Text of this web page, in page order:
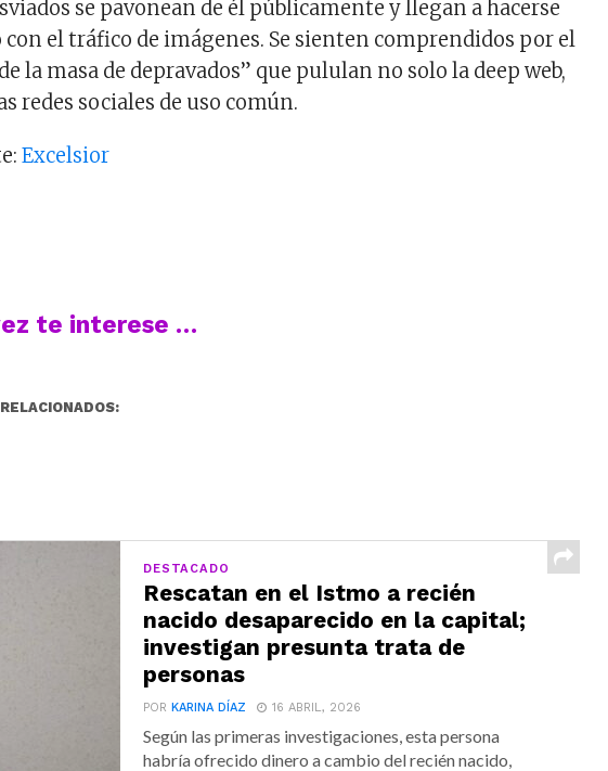
se pavonean de él públicamente y llegan a hacerse
con el tráfico de imágenes. Se sienten comprendidos por el
la masa de depravados” que pululan no solo la deep web,
redes sociales de uso común.
Excelsior
te interese …
DESTACADO
Rescatan en el Istmo a recién
nacido desaparecido en la capital;
investigan presunta trata de
personas
PORKARINA DÍAZ 16 ABRIL, 2026
Según las primeras investigaciones, esta persona
habría ofrecido dinero a cambio del recién nacido,